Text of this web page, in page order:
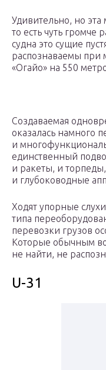
Удивительно, но эта
то есть чуть громче
судна это сущие
распознаваемы при
«Огайо» на 550
Создаваемая
оказалась намного
и
единственный
и ракеты, и
и глубоководные
Ходят упорные
типа
перевозки грузов
Которые обычным
не найти, не
U-31